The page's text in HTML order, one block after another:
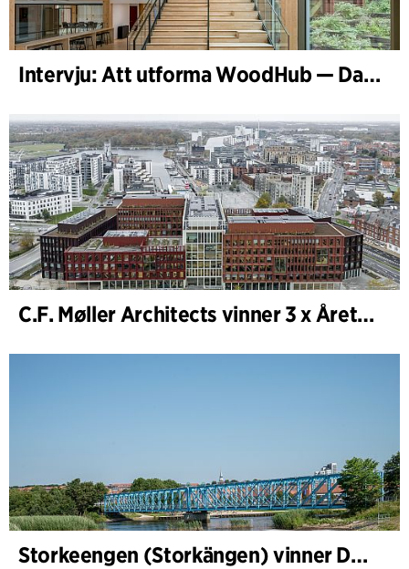
Intervju: Att utforma WoodHub — Danmarks största träbyggnad
C.F. Møller Architects vinner 3 x Årets Byggnad 2025
Storkeengen (Storkängen) vinner DANVAs Klimatpris 2025 och bygger vidare på ett tidigare arkitektoniskt erkännande